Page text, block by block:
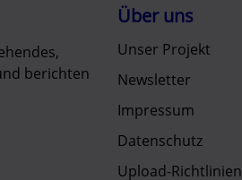
berichten
Über uns
Unser Projekt
Newsletter
Impressum
Datenschutz
Upload-Richtlinien